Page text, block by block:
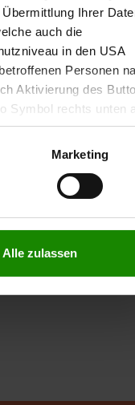
Ihrer
auch die
in den USA
Personen
Aktivierung des
Symbol rechts unten
der aufgrund der
finden Sie
Marketing
Alle zulassen